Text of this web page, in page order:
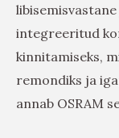
integreeritud
kinnitamiseks,
remondiks ja
annab OSRAM